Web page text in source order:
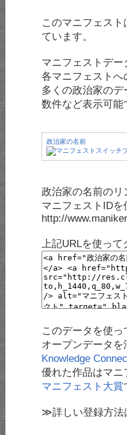
このマニフェスト
ています。
マニフェストデー
各マニフェストへ
多くの政治家のデ
数件など表示可能
政治家の名前
政治家の名前のリ
マニフェストIDを
http://
上記URLを使って
このデータを使っ
オープンデータを
Knowledge
優れた作品はマニ
マニフェスト大賞
≫詳しい登録方法